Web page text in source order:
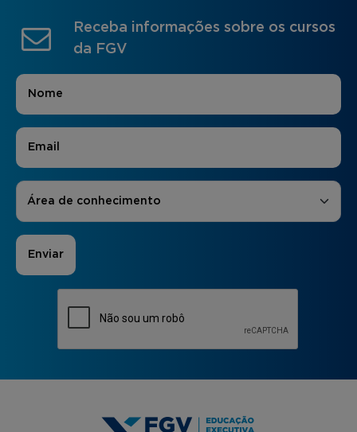
Receba informações sobre os cursos
da FGV
Nome
E-mail
Áreas de Interesse
Área de conhecimento